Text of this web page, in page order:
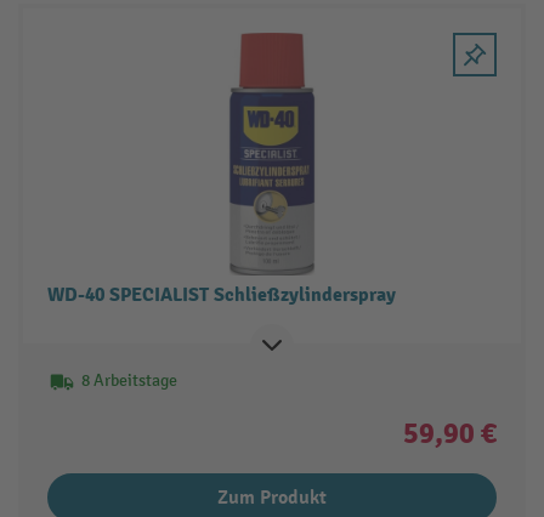
WD-40 SPECIALIST Schließzylinderspray
8 Arbeitstage
59,90 €
Zum Produkt